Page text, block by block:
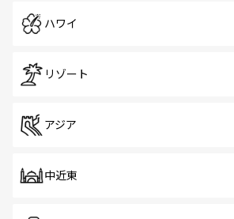
ハワイ
リゾート
アジア
中近東